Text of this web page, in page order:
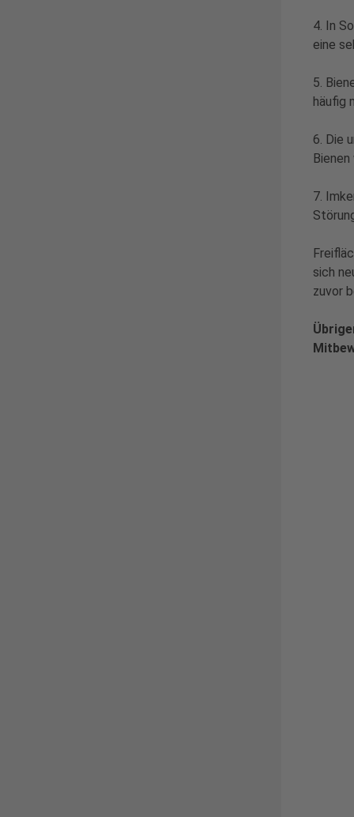
4. In
eine
5.
häufig
6. Die
7.
sich
zuvor